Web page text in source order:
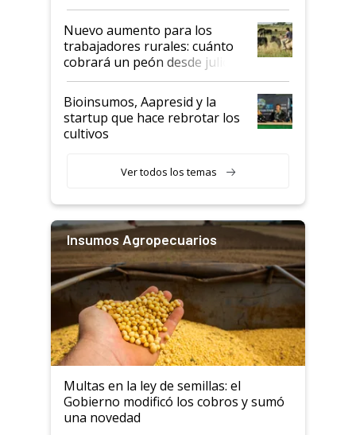
Nuevo aumento para los
trabajadores rurales: cuánto
cobrará un peón desde julio
Bioinsumos, Aapresid y la
startup que hace rebrotar los
cultivos
Ver todos los temas
Insumos Agropecuarios
Multas en la ley de semillas: el
Gobierno modificó los cobros y sumó
una novedad